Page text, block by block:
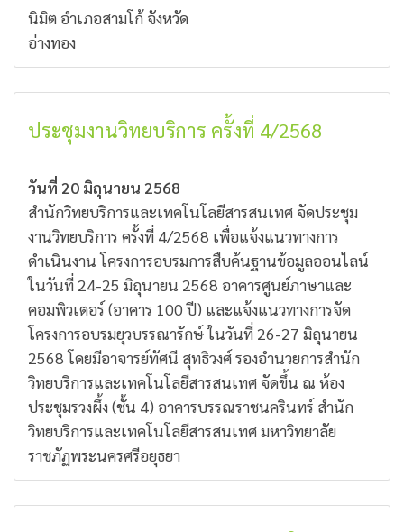
นิมิต อำเภอสามโก้ จังหวัด
อ่างทอง
ประชุมงานวิทยบริการ ครั้งที่ 4/2568
วันที่ 20 มิถุนายน 2568
สำนักวิทยบริการและเทคโนโลยีสารสนเทศ จัดประชุม
งานวิทยบริการ ครั้งที่ 4/2568 เพื่อแจ้งแนวทางการ
ดำเนินงาน โครงการอบรมการสืบค้นฐานข้อมูลออนไลน์
ในวันที่ 24-25 มิถุนายน 2568 อาคารศูนย์ภาษาและ
คอมพิวเตอร์ (อาคาร 100 ปี) และแจ้งแนวทางการจัด
โครงการอบรมยุวบรรณารักษ์ ในวันที่ 26-27 มิถุนายน
2568 โดยมีอาจารย์ทัศนี สุทธิวงศ์ รองอำนวยการสำนัก
วิทยบริการและเทคโนโลยีสารสนเทศ จัดขึ้น ณ ห้อง
ประชุมรวงผึ้ง (ชั้น 4) อาคารบรรณราชนครินทร์ สำนัก
วิทยบริการและเทคโนโลยีสารสนเทศ มหาวิทยาลัย
ราชภัฏพระนครศรีอยุธยา